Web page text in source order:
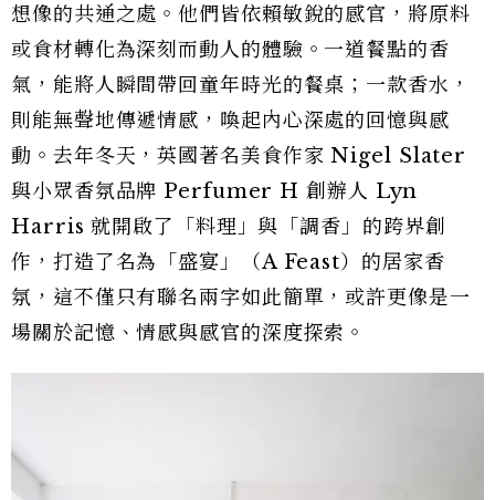
想像的共通之處。他們皆依賴敏銳的感官，將原料
或食材轉化為深刻而動人的體驗。一道餐點的香
氣，能將人瞬間帶回童年時光的餐桌；一款香水，
則能無聲地傳遞情感，喚起內心深處的回憶與感
動。去年冬天，英國著名美食作家 Nigel Slater
與小眾香氛品牌 Perfumer H 創辦人 Lyn
Harris 就開啟了「料理」與「調香」的跨界創
作，打造了名為「盛宴」（A Feast）的居家香
氛，這不僅只有聯名兩字如此簡單，或許更像是一
場關於記憶、情感與感官的深度探索。